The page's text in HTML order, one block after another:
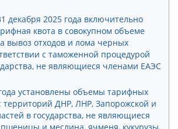
декабря 2025 года включительно
квота в совокупном объеме
вывоз отходов и лома черных
с таможенной процедурой
не являющиеся членами ЕАЭС
установлены объемы тарифных
территорий ДНР, ЛНР, Запорожской и
в государства, не являющиеся